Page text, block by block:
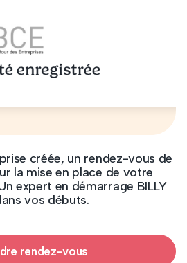
créée, un rendez-vous de
la mise en place de votre
expert en démarrage BILLY
vos débuts.
rendez-vous